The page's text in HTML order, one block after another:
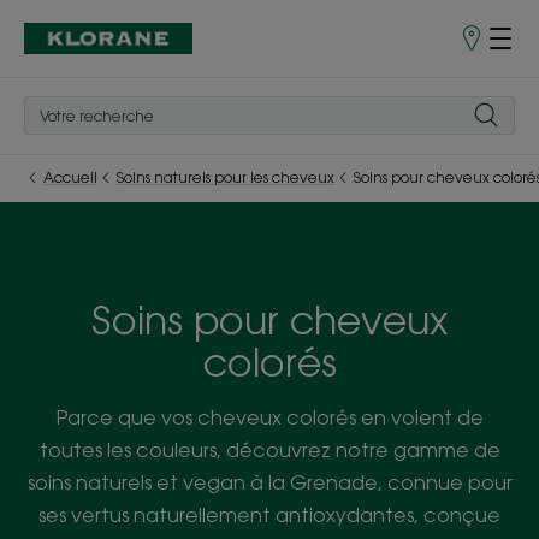
Points
Accueil Soins naturels pour les cheveux Soins pour cheveux
Soins pour cheveux
colorés
Parce que vos cheveux colorés en voient de
toutes les couleurs, découvrez notre gamme de
soins naturels et vegan à la Grenade, connue pour
ses vertus naturellement antioxydantes, conçue